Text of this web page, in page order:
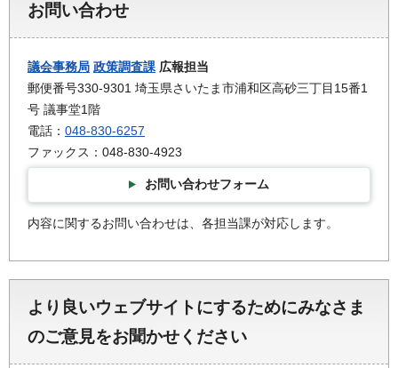
お問い合わせ
議会事務局 政策調査課 広報担当
郵便番号330-9301 埼玉県さいたま市浦和区高砂三丁目15番1
号 議事堂1階
電話： 048-830-6257
ファックス：048-830-4923
お問い合わせフォーム
内容に関するお問い合わせは、各担当課が対応します。
より良いウェブサイトにするためにみなさま
のご意見をお聞かせください